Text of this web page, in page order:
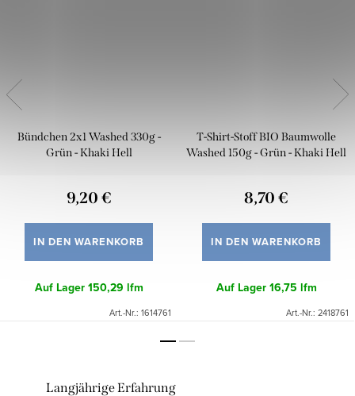
Bündchen 2x1 Washed 330g -
Grün - Khaki Hell
9,20 €
IN DEN WARENKORB
Auf Lager150,29 lfm
Art.-Nr.: 1614761
T-Shirt-Stoff BIO Baumwolle
Washed 150g - Grün - Khaki Hell
8,70 €
IN DEN WARENKORB
Auf Lager16,75 lfm
Art.-Nr.: 2418761
Langjährige Erfahrung